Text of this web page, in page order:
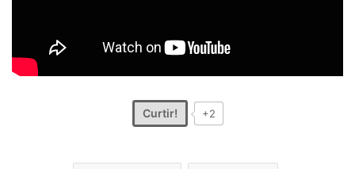
Curtir! +2